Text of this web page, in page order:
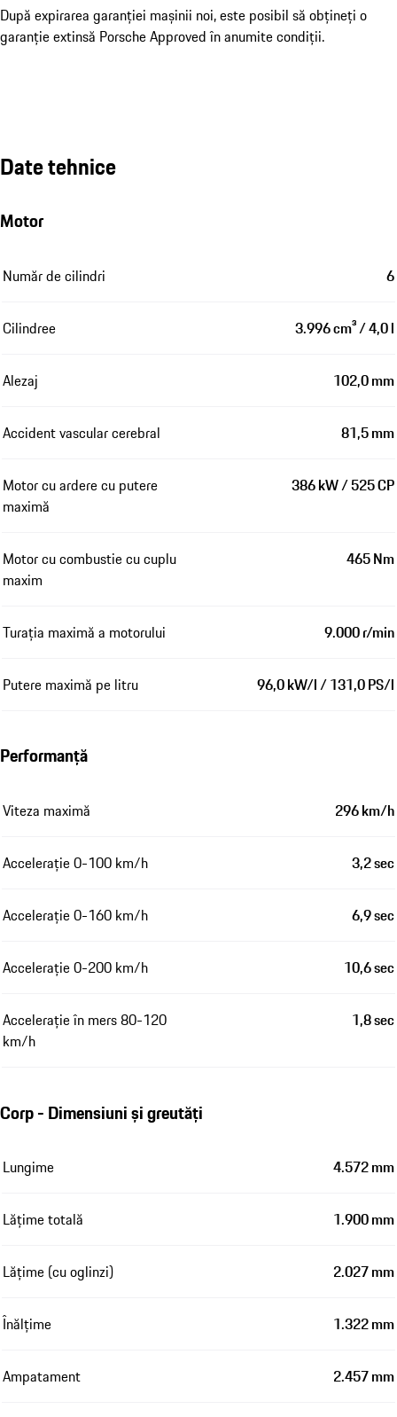
După expirarea garanției mașinii noi, este posibil să obțineți o
garanție extinsă Porsche Approved în anumite condiții.
Date tehnice
Motor
Număr de cilindri 6
Cilindree 3.996 cm³ / 4,0 l
Alezaj 102,0 mm
Accident vascular cerebral 81,5 mm
Motor cu ardere cu putere
maximă
386 kW / 525 CP
Motor cu combustie cu cuplu
maxim
465 Nm
Turația maximă a motorului 9.000 r/min
Putere maximă pe litru 96,0 kW/l / 131,0 PS/l
Performanță
Viteza maximă 296 km/h
Accelerație 0-100 km/h 3,2 sec
Accelerație 0-160 km/h 6,9 sec
Accelerație 0-200 km/h 10,6 sec
Accelerație în mers 80-120
km/h
1,8 sec
Corp - Dimensiuni și greutăți
Lungime 4.572 mm
Lățime totală 1.900 mm
Lățime (cu oglinzi) 2.027 mm
Înălțime 1.322 mm
Ampatament 2.457 mm